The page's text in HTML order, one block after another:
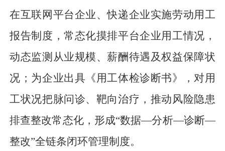
在互联网平台企业、快递企业实施劳动用工
报告制度，常态化摸排平台企业用工情况，
动态监测从业规模、薪酬待遇及权益保障状
况；为企业出具《用工体检诊断书》，对用
工状况把脉问诊、靶向治疗，推动风险隐患
排查整改常态化，形成“数据—分析—诊断—
整改”全链条闭环管理制度。